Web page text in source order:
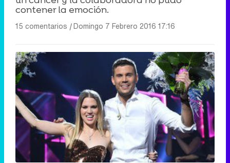
contener la emoción.
15 comentarios |Domingo 7 Febrero 2016 17:16